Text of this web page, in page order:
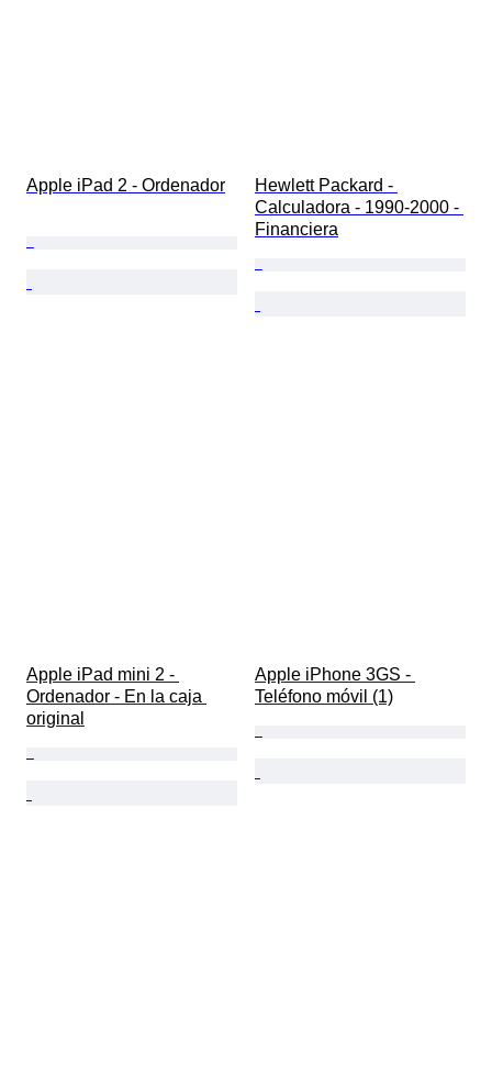
Apple iPad 2 - Ordenador
Hewlett Packard -
Calculadora - 1990-2000 -
Financiera
Apple iPad mini 2 -
Ordenador - En la caja
original
Apple iPhone 3GS -
Teléfono móvil (1)